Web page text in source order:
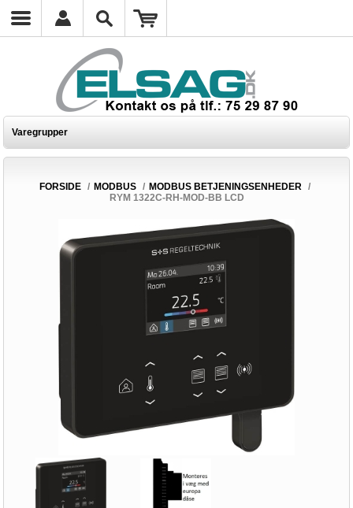
Varegrupper
FORSIDE / MODBUS / MODBUS BETJENINGSENHEDER
/
RYM 1322C-RH-MOD-BB LCD